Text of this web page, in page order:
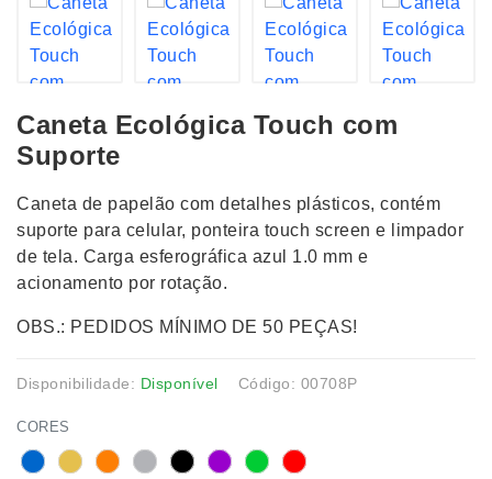
Caneta Ecológica Touch com
Suporte
Caneta de papelão com detalhes plásticos, contém
suporte para celular, ponteira touch screen e limpador
de tela. Carga esferográfica azul 1.0 mm e
acionamento por rotação.
OBS.: PEDIDOS MÍNIMO DE 50 PEÇAS!
Disponibilidade: Disponível Código: 00708P
CORES